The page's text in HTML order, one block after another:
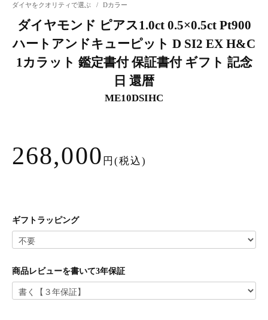
ダイヤをクオリティで選ぶ / Dカラー
ダイヤモンド ピアス1.0ct 0.5×0.5ct Pt900
ハートアンドキューピット D SI2 EX H&C
1カラット 鑑定書付 保証書付 ギフト 記念
日 還暦
ME10DSIHC
268,000 円(税込)
ギフトラッピング
商品レビューを書いて3年保証